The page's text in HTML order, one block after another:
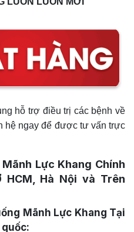
hỗ trợ điều trị các bệnh về
hệ ngay để được tư vấn trực
Lực Khang Chính
HCM, Hà Nội và Trên
Mãnh Lực Khang Tại
quốc: